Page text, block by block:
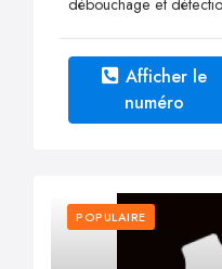
Afficher le
numéro
POPULAIRE